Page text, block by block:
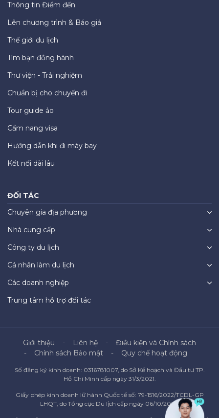
Thông tin Điểm đến
Lên chương trình & Báo giá
Thế giới du lịch
Tìm bạn đồng hành
Thư viện - Trải nghiệm
Chuẩn bị cho chuyến đi
Tour guide ảo
Cẩm nang visa
Hướng dẫn khi đi máy bay
Kết nối dài lâu
ĐỐI TÁC
Chuyên gia địa phương
Nhà cung cấp
Công ty du lịch
Cá nhân làm du lịch
Các doanh nghiệp
Trung tâm hỗ trợ đối tác
Giới thiệu Liên hệ
Điều kiện và Chính sách
Chính sách Bảo mật
Quy chế hoạt động
Số đăng ký kinh doanh: 0316781007, do Sở Kế hoạch và Đầu tư TP.
Hồ Chí Minh cấp ngày 31/3/2021.
Giấy phép kinh doanh lữ hành Quốc tế số: 79-1516/2022/TCDL-GP
LHQT, do Tổng cục Du lịch cấp ngày 06/10/2022.